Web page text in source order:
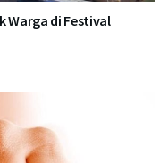
Warga di Festival